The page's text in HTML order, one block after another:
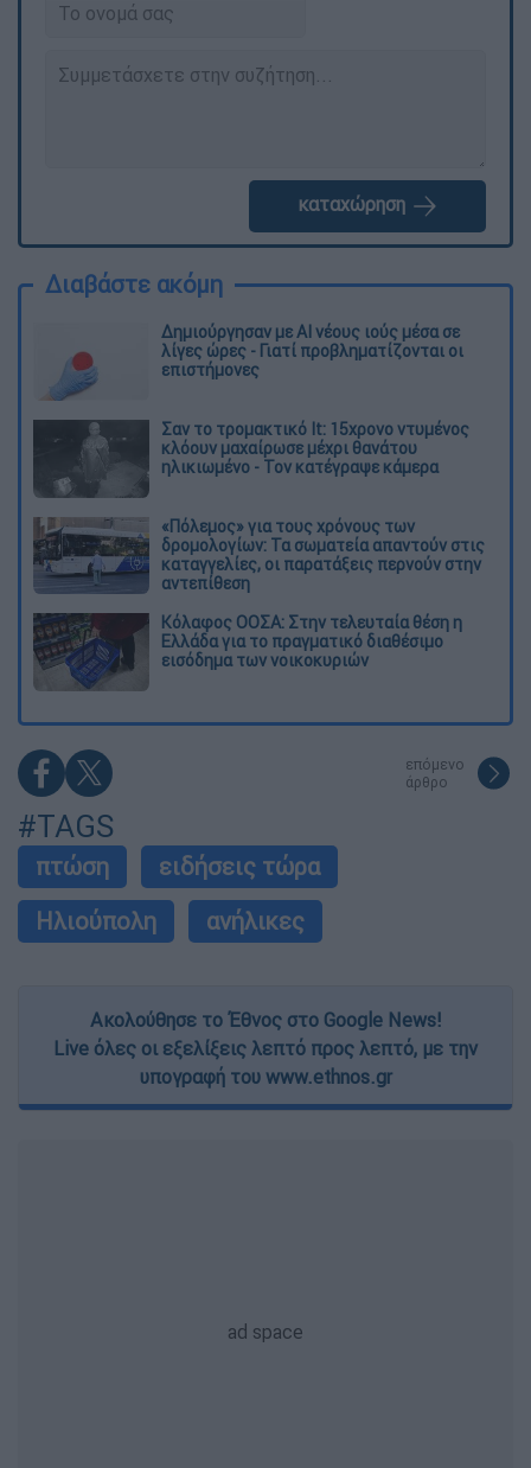
καταχώρηση
Διαβάστε ακόμη
Δημιούργησαν με AI νέους ιούς μέσα σε
λίγες ώρες - Γιατί προβληματίζονται οι
επιστήμονες
Σαν το τρομακτικό It: 15χρονο ντυμένος
κλόουν μαχαίρωσε μέχρι θανάτου
ηλικιωμένο - Τον κατέγραψε κάμερα
«Πόλεμος» για τους χρόνους των
δρομολογίων: Τα σωματεία απαντούν στις
καταγγελίες, οι παρατάξεις περνούν στην
αντεπίθεση
Κόλαφος ΟΟΣΑ: Στην τελευταία θέση η
Ελλάδα για το πραγματικό διαθέσιμο
εισόδημα των νοικοκυριών
επόμενο
άρθρο
#TAGS
πτώση
ειδήσεις τώρα
Ηλιούπολη
ανήλικες
Ακολούθησε το Έθνος στο Google News!
Live όλες οι εξελίξεις λεπτό προς λεπτό, με την
υπογραφή του www.ethnos.gr